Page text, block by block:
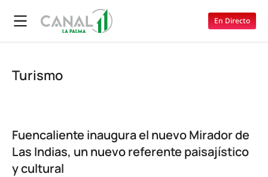
En Directo
Turismo
Fuencaliente inaugura el nuevo Mirador de
Las Indias, un nuevo referente paisajístico
y cultural